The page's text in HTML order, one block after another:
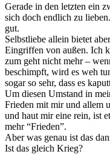
Gerade in den letzten ein
sich doch endlich zu
gut.
Selbstliebe allein bietet
Eingriffen von außen. Ich
zum geht nicht mehr –
beschimpft, wird es weh
sogar so sehr, dass es
Um diesen Umstand in
Frieden mit mir und allem
und haut mir eine rein, ist
mehr “Frieden”.
Aber was genau ist das
Ist das gleich Krieg?